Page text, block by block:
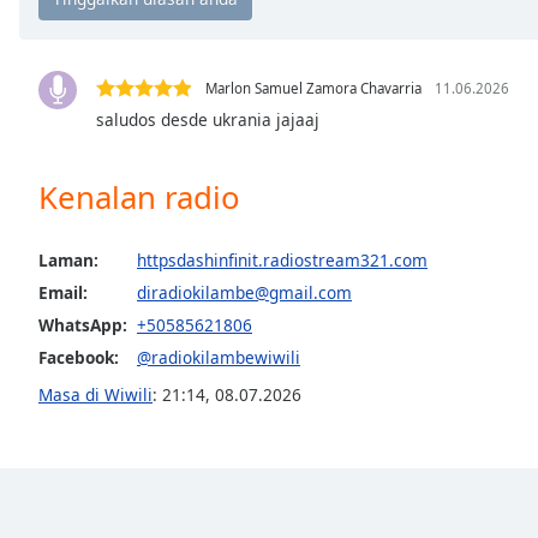
Chapters
Descriptions
selected
subtitles
settings,
opens
subtitles
settings
Marlon Samuel Zamora Chavarria 11.06.2026
saludos desde ukrania jajaaj
Kenalan radio
Laman:
httpsdashinfinit.radiostream321.com
Email:
diradiokilambe@gmail.com
WhatsApp: +50585621806
Facebook:
@radiokilambewiwili
Masa di Wiwili: 21:14, 08.07.2026